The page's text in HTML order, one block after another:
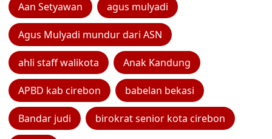
Aan Setyawan agus mulyadi
Agus Mulyadi mundur dari ASN
ahli staff walikota Anak Kandung
APBD kab cirebon babelan bekasi
Bandar judi birokrat senior kota cirebon